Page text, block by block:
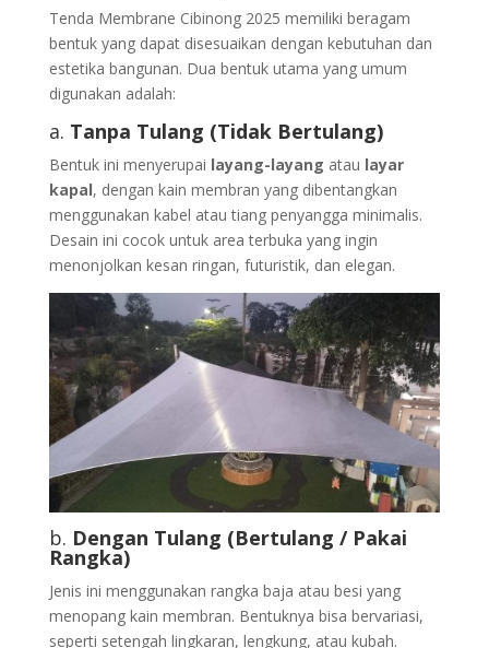
Tenda Membrane Cibinong 2025 memiliki beragam
bentuk yang dapat disesuaikan dengan kebutuhan dan
estetika bangunan. Dua bentuk utama yang umum
digunakan adalah:
a. Tanpa Tulang (Tidak Bertulang)
Bentuk ini menyerupai layang-layang atau layar
kapal, dengan kain membran yang dibentangkan
menggunakan kabel atau tiang penyangga minimalis.
Desain ini cocok untuk area terbuka yang ingin
menonjolkan kesan ringan, futuristik, dan elegan.
b. Dengan Tulang (Bertulang / Pakai
Rangka)
Jenis ini menggunakan rangka baja atau besi yang
menopang kain membran. Bentuknya bisa bervariasi,
seperti setengah lingkaran, lengkung, atau kubah.